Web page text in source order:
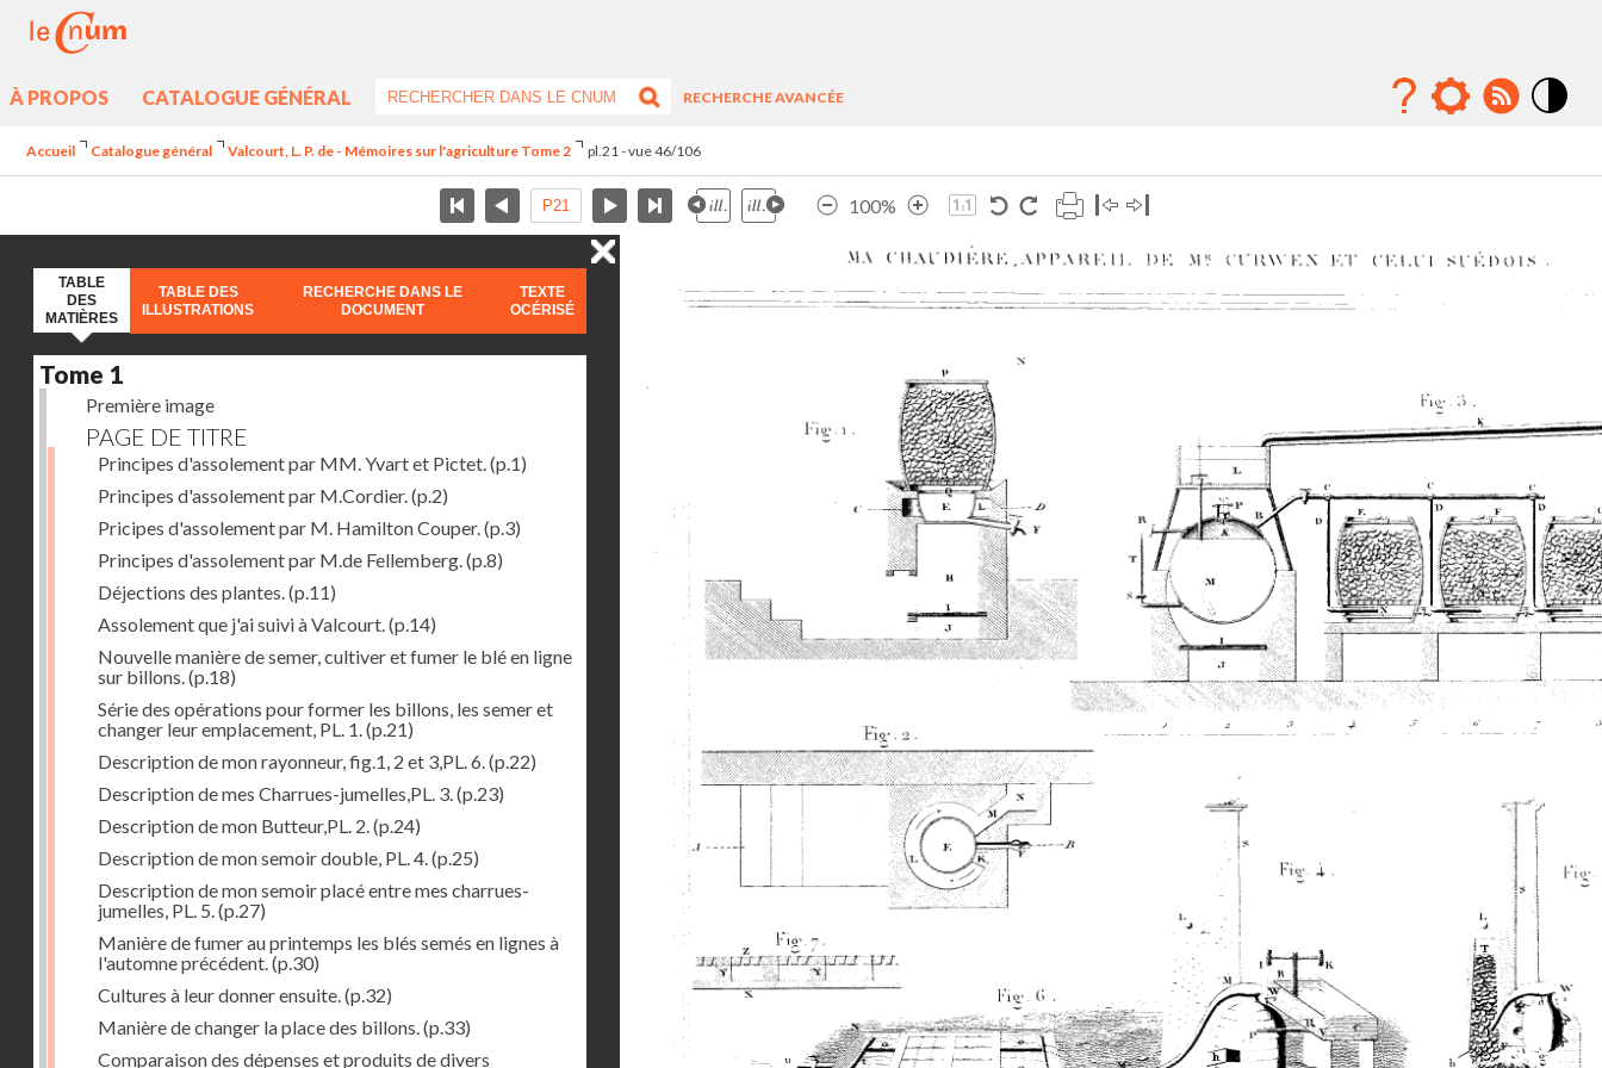
À PROPOS CATALOGUE GÉNÉRAL
RECHERCHE AVANCÉE
Accueil Catalogue général Valcourt, L. P. de - Mémoires sur l'agriculture Tome 2 pl.21 - vue 46/106
100%
TABLE
DES
MATIÈRES
TABLE DES
ILLUSTRATIONS
RECHERCHE DANS LE
DOCUMENT
TEXTE
OCÉRISÉ
Tome 1
Première image
PAGE DE TITRE
Principes d'assolement par MM. Yvart et Pictet.(p.1)
Principes d'assolement par M.Cordier.(p.2)
Pricipes d'assolement par M. Hamilton Couper.(p.3)
Principes d'assolement par M.de Fellemberg.(p.8)
Déjections des plantes.(p.11)
Assolement que j'ai suivi à Valcourt.(p.14)
Nouvelle manière de semer, cultiver et fumer le blé en ligne
sur billons.(p.18)
Série des opérations pour former les billons, les semer et
changer leur emplacement, PL. 1.(p.21)
Description de mon rayonneur, fig.1, 2 et 3,PL. 6.(p.22)
Description de mes Charrues-jumelles,PL. 3.(p.23)
Description de mon Butteur,PL. 2.(p.24)
Description de mon semoir double, PL. 4.(p.25)
Description de mon semoir placé entre mes charrues-
jumelles, PL. 5.(p.27)
Manière de fumer au printemps les blés semés en lignes à
l'automne précédent.(p.30)
Cultures à leur donner ensuite.(p.32)
Manière de changer la place des billons.(p.33)
Comparaison des dépenses et produits de divers